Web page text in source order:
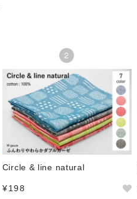
Circle & line natural
¥198